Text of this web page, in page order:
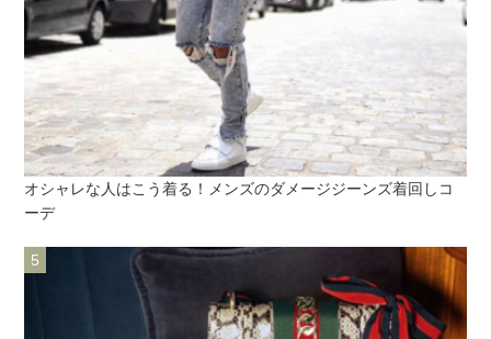
オシャレな人はこう着る！メンズのダメージジーンズ着回しコ
ーデ